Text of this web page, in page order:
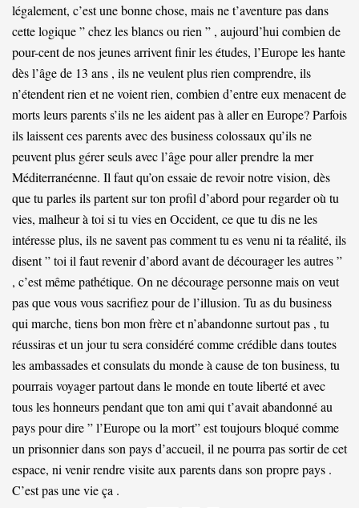
légalement, c’est une bonne chose, mais ne t’aventure pas dans
cette logique ” chez les blancs ou rien ” , aujourd’hui combien de
pour-cent de nos jeunes arrivent finir les études, l’Europe les hante
dès l’âge de 13 ans , ils ne veulent plus rien comprendre, ils
n’étendent rien et ne voient rien, combien d’entre eux menacent de
morts leurs parents s’ils ne les aident pas à aller en Europe? Parfois
ils laissent ces parents avec des business colossaux qu’ils ne
peuvent plus gérer seuls avec l’âge pour aller prendre la mer
Méditerranéenne. Il faut qu’on essaie de revoir notre vision, dès
que tu parles ils partent sur ton profil d’abord pour regarder où tu
vies, malheur à toi si tu vies en Occident, ce que tu dis ne les
intéresse plus, ils ne savent pas comment tu es venu ni ta réalité, ils
disent ” toi il faut revenir d’abord avant de décourager les autres ”
, c’est même pathétique. On ne décourage personne mais on veut
pas que vous vous sacrifiez pour de l’illusion. Tu as du business
qui marche, tiens bon mon frère et n’abandonne surtout pas , tu
réussiras et un jour tu sera considéré comme crédible dans toutes
les ambassades et consulats du monde à cause de ton business, tu
pourrais voyager partout dans le monde en toute liberté et avec
tous les honneurs pendant que ton ami qui t’avait abandonné au
pays pour dire ” l’Europe ou la mort” est toujours bloqué comme
un prisonnier dans son pays d’accueil, il ne pourra pas sortir de cet
espace, ni venir rendre visite aux parents dans son propre pays .
C’est pas une vie ça .